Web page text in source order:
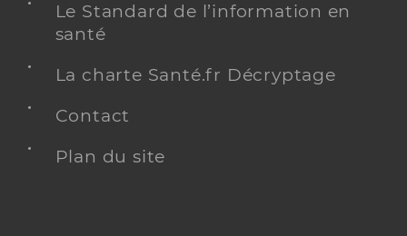
Le Standard de l’information en
santé
La charte Santé.fr Décryptage
Contact
Plan du site